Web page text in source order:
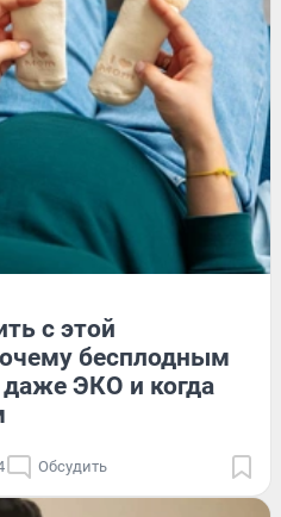
с этой
бесплодным
ЭКО и когда
Обсудить